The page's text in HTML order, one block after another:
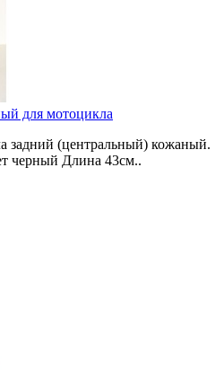
для мотоцикла
задний (центральный) кожаный.
черный Длина 43см..